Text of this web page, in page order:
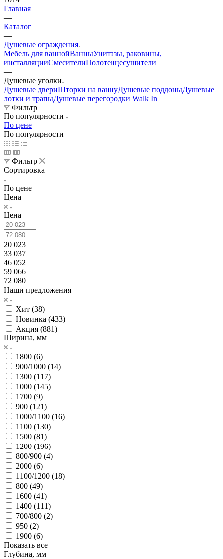
Главная
—
Каталог
—
Душевые ограждения
Мебель для ваннойВанныУнитазы, раковины,
инсталляцииСмесителиПолотенцесушители
—
Душевые уголки
Душевые двериШторки на ваннуДушевые поддоныДушевые
лотки и трапыДушевые перегородки Walk In
Фильтр
По популярности
По цене
По популярности
Фильтр
Сортировка
По цене
Цена
Цена
20 023
33 037
46 052
59 066
72 080
Наши предложения
Хит (38)
Новинка (433)
Акция (881)
Ширина, мм
1800 (6)
900/1000 (14)
1300 (117)
1000 (145)
1700 (9)
900 (121)
1000/1100 (16)
1100 (130)
1500 (81)
1200 (196)
800/900 (4)
2000 (6)
1100/1200 (18)
800 (49)
1600 (41)
1400 (111)
700/800 (2)
950 (2)
1900 (6)
Показать все
Глубина, мм